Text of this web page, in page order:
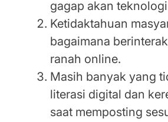
gagap akan
Ketidaktahuan
bagaimana
ranah online.
Masih banyak yang
literasi digital dan
saat memposting